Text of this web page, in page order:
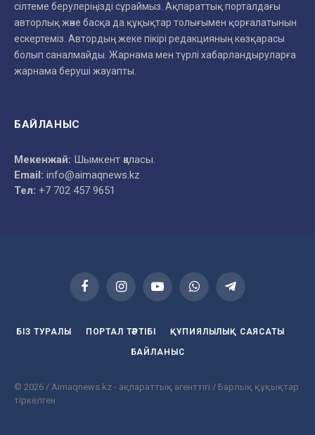
сілтеме берулеріңізді сұраймыз. Ақпараттық порталдағы
авторлық және басқа да құқықтар толығымен қорғалатынын
ескертеміз. Автордың жеке пікірі редакцияның көзқарасы
болып саналмайды. Жарнама мен түрлі хабарландыруларға
жарнама беруші жауапты.
БАЙЛАНЫС
Мекенжай: Шымкент қаласы.
Email: info@aimaqnews.kz
Тел: +7 702 457 9651
FacebookInstagramYouTubeWhatsAppTelegram
БІЗ ТУРАЛЫ ПОРТАЛ ТӘРТІБІ ҚҰПИЯЛЫЛЫҚ САЯСАТЫ
БАЙЛАНЫС
© 2026 / Aimaqnews.kz - ақпараттық агенттігі / Барлық құқықтар
тіркелген